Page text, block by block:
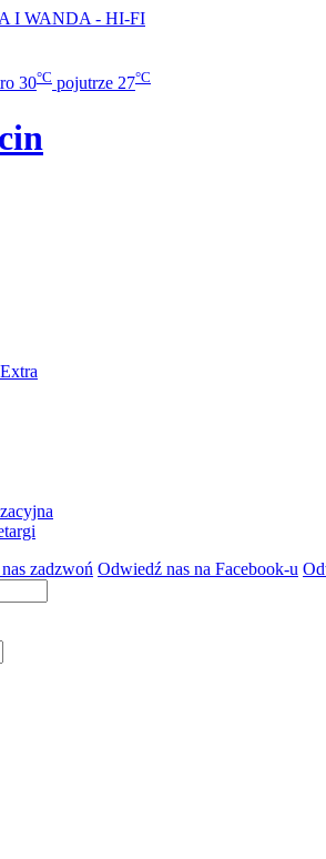
I WANDA - HI-FI
30°C pojutrze 27°C
zadzwoń Odwiedź nas na Facebook-u